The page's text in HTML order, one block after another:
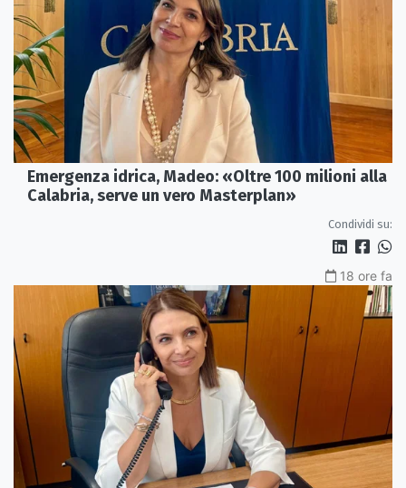
Emergenza idrica, Madeo: «Oltre 100 milioni alla
Calabria, serve un vero Masterplan»
Condividi su:
18 ore fa